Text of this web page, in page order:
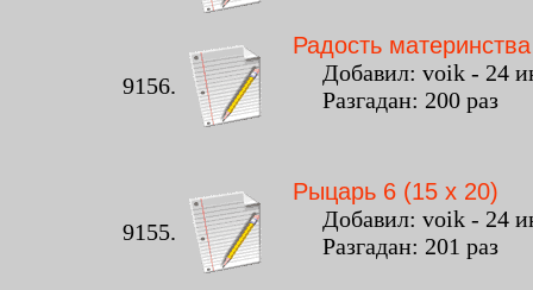
9156.
Радость
Добавил: voik - 24
Разгадан: 200 раз
9155.
Рыцарь 6 (15 x 20)
Добавил: voik - 24
Разгадан: 201 раз